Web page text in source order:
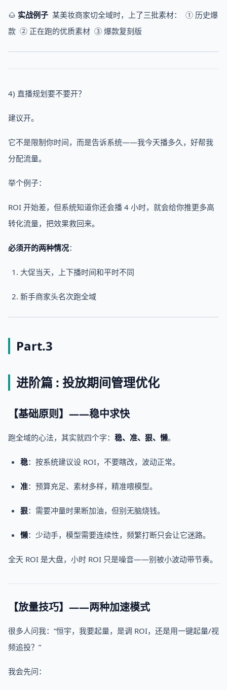
🌰 实战例子 某美妆商家切全域时，上了三批素材： ① 历史爆
款 ② 正在跑的优质素材 ③ 爆款复刻版
4) 直播规划要不要开？
建议开。
它不是限制你时间，而是告诉系统——我今天播多久，好帮我
分配流量。
举个例子：
ROI 开始差，但系统知道你还会播 4 小时，就会给你推更多高
转化流量，把效果救回来。
必须开的两种情况：
大促当天，上下播时间和平时不同
新手商家头名次跑全域
Part.3
进阶篇 : 投放期间管理优化
【基础原则】——稳中求快
跑全域的心法，其实就四个字： 稳、准、狠、懒。
稳：按系统建议设 ROI，不要瞎改，波动正常。
准：预算充足、素材多样，精准喂模型。
狠：需要冲量时果断加油，但别无脑烧钱。
懒：少动手，模型需要连续性，频繁打断只会让它迷路。
全天 ROI 是大盘，小时 ROI 只是噪音——别被小波动带节奏。
【放量技巧】——两种加速模式
很多人问我：“恒宇，我要起量，是调 ROI，还是用一键起量/视
频追投？”
我会先问：